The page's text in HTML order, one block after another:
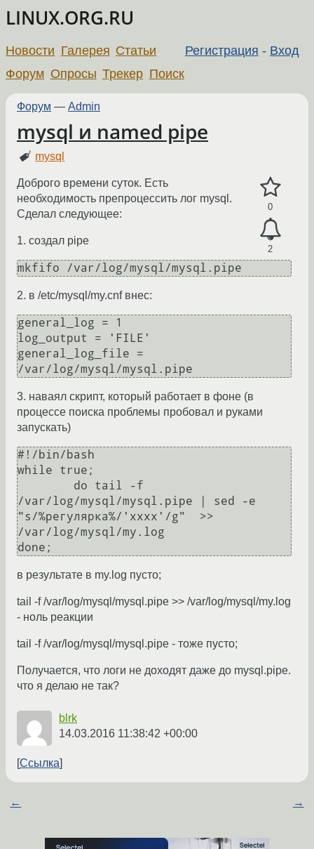
LINUX.ORG.RU
Регистрация - Вход
Новости Галерея Статьи
Форум Опросы Трекер Поиск
Форум — Admin
mysql и named pipe
mysql
0
2
Доброго времени суток. Есть
необходимость препроцессить лог mysql.
Сделал следующее:
1. создал pipe
2. в /etc/mysql/my.cnf внес:
general_log = 1
log_output = 'FILE'
general_log_file =
3. наваял скрипт, который работает в фоне (в
процессе поиска проблемы пробовал и руками
запускать)
#!/bin/bash
while true;
/var/log/mysql/mysql.pipe | sed -e
"s/%регулярка%/'xxxx'/g"  >>
/var/log/mysql/my.log
в результате в my.log пусто;
tail -f /var/log/mysql/mysql.pipe >> /var/log/mysql/my.log
- ноль реакции
tail -f /var/log/mysql/mysql.pipe - тоже пусто;
Получается, что логи не доходят даже до mysql.pipe.
что я делаю не так?
blrk
14.03.2016 11:38:42 +00:00
Ссылка
← →